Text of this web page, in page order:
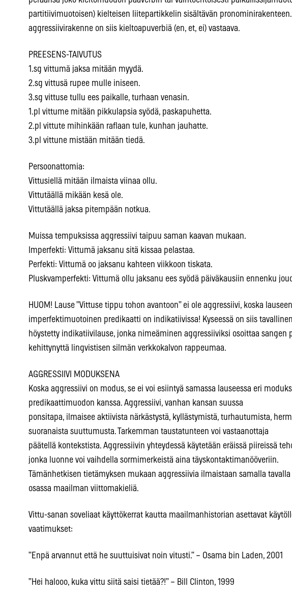
partitiivimuotoisen) kielteisen liitepartikkelin sisältävän
aggressiivirakenne on siis kieltoapuverbiä (en, et, ei) vastaava.
PREESENS-TAIVUTUS
1.sg vittumä jaksa mitään myydä.
2.sg vittusä rupee mulle iniseen.
3.sg vittuse tullu ees paikalle, turhaan venasin.
1.pl vittume mitään pikkulapsia syödä, paskapuhetta.
2.pl vittute mihinkään raflaan tule, kunhan jauhatte.
3.pl vittune mistään mitään tiedä.
Persoonattomia:
Vittusiellä mitään ilmaista viinaa ollu.
Vittutäällä mikään kesä ole.
Vittutäällä jaksa pitempään notkua.
Muissa tempuksissa aggressiivi taipuu saman kaavan mukaan.
Imperfekti: Vittumä jaksanu sitä kissaa pelastaa.
Perfekti: Vittumä oo jaksanu kahteen viikkoon tiskata.
Pluskvamperfekti: Vittumä ollu jaksanu ees syödä päiväkausiin ennenku
HUOM! Lause ”Vittuse tippu tohon avantoon” ei ole aggressiivi, koska lauseen
imperfektimuotoinen predikaatti on indikatiivissa! Kyseessä on siis
höystetty indikatiivilause, jonka nimeäminen aggressiiviksi osoittaa sangen
kehittynyttä lingvistisen silmän verkkokalvon rappeumaa.
AGGRESSIIVI MODUKSENA
Koska aggressiivi on modus, se ei voi esiintyä samassa lauseessa eri
predikaattimuodon kanssa. Aggressiivi, vanhan kansan suussa
ponsitapa, ilmaisee aktiivista närkästystä, kyllästymistä, turhautumista,
suoranaista suuttumusta. Tarkemman taustatunteen voi vastaanottaja
päätellä kontekstista. Aggressiivin yhteydessä käytetään eräissä piireissä
jonka luonne voi vaihdella sormimerkeistä aina täyskontaktimanööveriin.
Tämänhetkisen tietämyksen mukaan aggressiivia ilmaistaan samalla
osassa maailman viittomakieliä.
Vittu-sanan soveliaat käyttökerrat kautta maailmanhistorian asettavat
vaatimukset:
”Enpä arvannut että he suuttuisivat noin vitusti.” – Osama bin Laden, 2001
”Hei halooo, kuka vittu siitä saisi tietää?!” – Bill Clinton, 1999